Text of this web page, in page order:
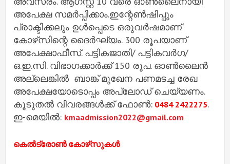
അപേക്ഷ സമര്‍പ്പിക്കാം.ഇന്റേണ്‍ഷിപ്പും
പ്രാക്ടിക്കലും ഉള്‍പ്പെടെ ഒരുവര്‍ഷമാണ്
കോഴ്‌സിന്റെ ദൈര്‍ഘ്യം. 300 രൂപയാണ്
അപേക്ഷാഫീസ്. പട്ടികജാതി/ പട്ടികവര്‍ഗ/
ഒ.ഇ.സി. വിഭാഗക്കാര്‍ക്ക് 150 രൂപ. ഓൺലൈൻ
അല്ലെങ്കിൽ ബാങ്ക് മുഖേന പണമടച്ച രേഖ
അപേക്ഷയോടൊപ്പം അപ്ലോഡ് ചെയ്യണം.
കൂടുതൽ വിവരങ്ങൾക്ക് ഫോണ്‍: 0484 2422275.
ഇ-മെയില്‍: kmaadmission2022@gmail.com
കെല്‍ട്രോണ്‍ കോഴ്‌സുകള്‍